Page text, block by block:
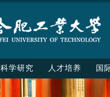
科学研究 人才培养 国